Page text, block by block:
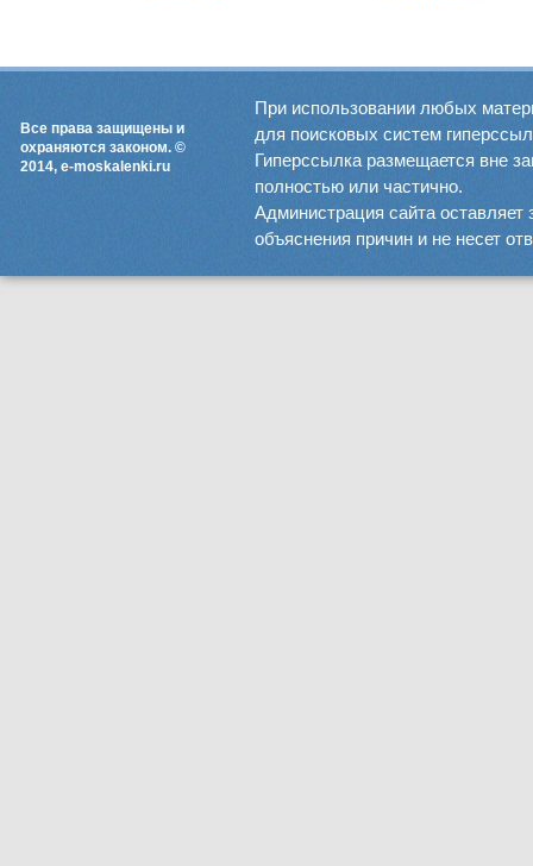
Все права защищены и
охраняются законом. ©
2014, e-moskalenki.ru
При использовании любых
для поисковых систем
Гиперссылка размещается вне
полностью или частично.
Администрация сайта оставляет
объяснения причин и не несет